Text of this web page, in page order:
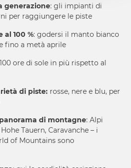
generazione: gli impianti di
per raggiungere le piste
al 100 %: godersi il manto bianco
fino a metà aprile
ore di sole in più rispetto al
di piste: rosse, nere e blu, per
di montagne: Alpi
Tauern, Caravanche – i
of Mountains sono